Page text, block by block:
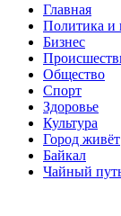
Главная
Политика и
Бизнес
Общество
Cпорт
Здоровье
Культура
Город живёт
Байкал
Чайный